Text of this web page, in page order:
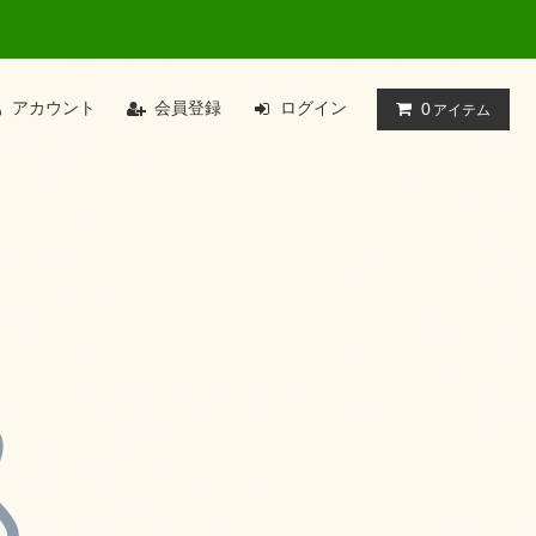
アカウント 会員登録 ログイン 0 アイテム